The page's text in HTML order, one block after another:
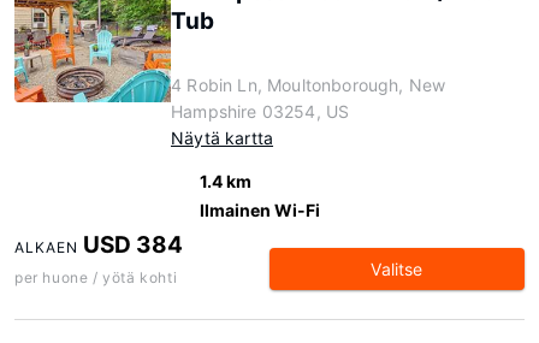
Tub
4 Robin Ln, Moultonborough, New
Hampshire 03254, US
Näytä kartta
1.4 km
Ilmainen Wi-Fi
ALKAEN USD 384
per huone / yötä kohti Valitse